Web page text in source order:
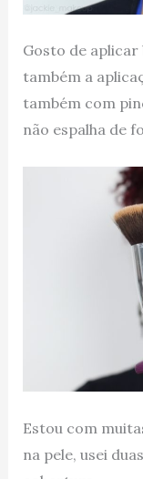
Gosto de aplicar
também a
também com
não espalha de
Estou com
na pele, usei